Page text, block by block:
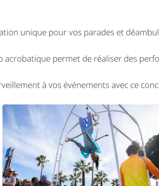
unique pour vos parades et
acrobatique permet de réaliser des
à vos événements avec ce